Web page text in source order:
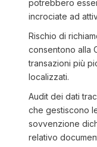
potrebbero
incrociate ad
Rischio di
consentono alla
transazioni più
localizzati.
Audit dei dati
che gestiscono
sovvenzione
relativo